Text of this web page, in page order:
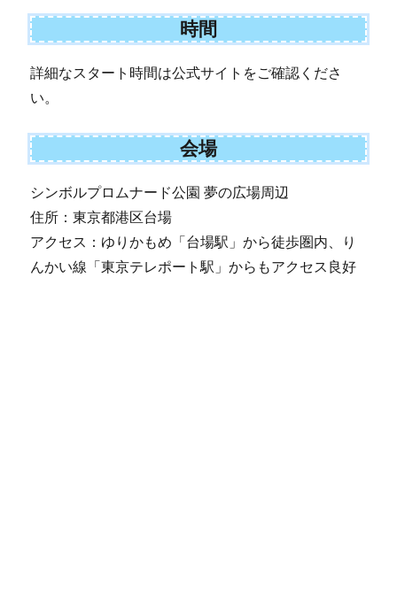
時間
詳細なスタート時間は公式サイトをご確認くださ
い。
会場
シンボルプロムナード公園 夢の広場周辺
住所：東京都港区台場
アクセス：ゆりかもめ「台場駅」から徒歩圏内、り
んかい線「東京テレポート駅」からもアクセス良好